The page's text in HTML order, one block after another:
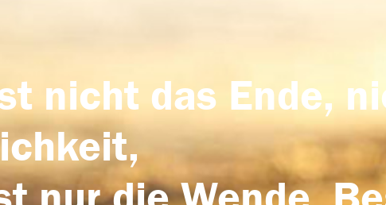
nicht das Ende,